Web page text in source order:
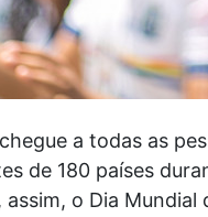
a todas as
de 180 países
o Dia Mundial